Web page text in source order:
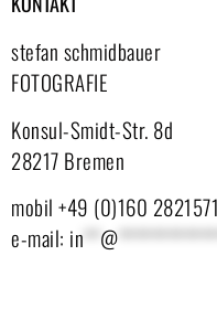
stefan schmidbauer
FOTOGRAFIE
Konsul-Smidt-Str. 8d
28217 Bremen
mobil +49 (0)160 2821571
e-mail: in**@